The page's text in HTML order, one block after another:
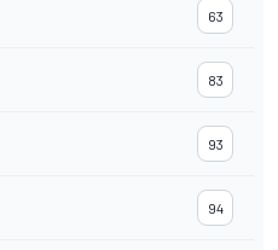
63
83
93
94